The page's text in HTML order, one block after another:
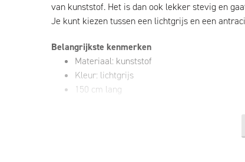
van kunststof. Het is dan ook lekker stevig en
Je kunt kiezen tussen een lichtgrijs en een
Belangrijkste kenmerken
Materiaal: kunststof
Kleur: lichtgrijs
150 cm lang